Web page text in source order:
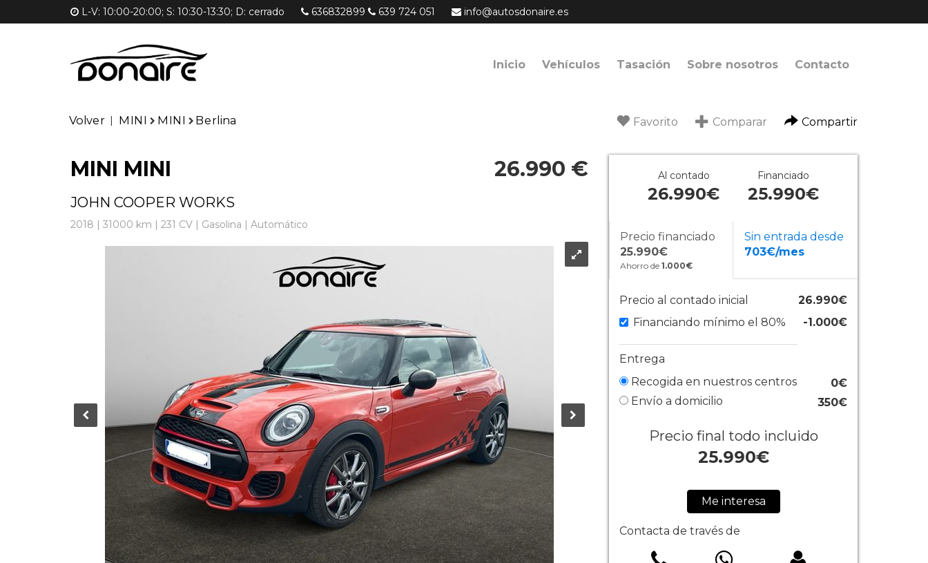
L-V: 10:00-20:00; S: 10:30-13:30; D: cerrado 636832899 639 724 051 info@autosdonaire.es
Inicio Vehículos Tasación Sobre nosotros Contacto
Volver | MINI MINI Berlina Favorito Comparar Compartir
MINI MINI
JOHN COOPER WORKS
26.990 €
2018 | 31000 km | 231 CV | Gasolina | Automático
Al contado
26.990€
Financiado
25.990€
Precio financiado
25.990€
Ahorro de 1.000€
Sin entrada desde
703€/mes
Precio al contado inicial
26.990€
Financiando mínimo el 80%
-1.000€
Entrega
Recogida en nuestros centros
0€
Envío a domicilio
350€
Precio final todo incluido
25.990€
Me interesa
Contacta de través de